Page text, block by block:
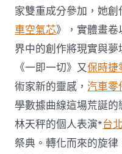
家雙重成分參加，她
車空氣芯》，實體畫卷
界中的創作將現實與
《一即一切》又保時捷
術家新的靈感，汽車零
學數據曲線這場荒誕
林天秤的個人表演*台
祭典。轉化而來的旋